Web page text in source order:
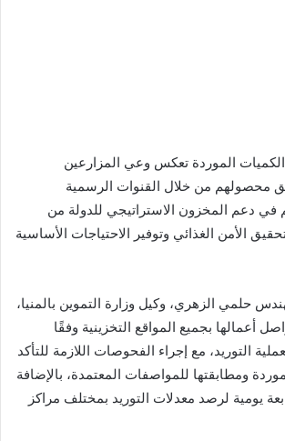
الموردة تعكس وعي المزارعين
محصولهم من خلال القنوات الرسمية
في دعم المخزون الاستراتيجي للدولة من
الأمن الغذائي وتوفير الاحتياجات الأساسية
حلمي الزهري، وكيل وزارة التموين بالمنيا،
أعمالها بجميع المواقع التخزينية وفقًا
التوريد، مع إجراء الفحوصات اللازمة للتأكد
ومطابقتها للمواصفات المعتمدة، بالإضافة
يومية لرصد معدلات التوريد بمختلف مراكز